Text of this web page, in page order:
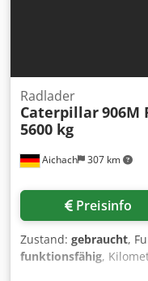
Aichach 307 km
Radlader
Caterpillar906M
5600 kg
Preisinfo
Zustand: gebraucht,
funktionsfähig,